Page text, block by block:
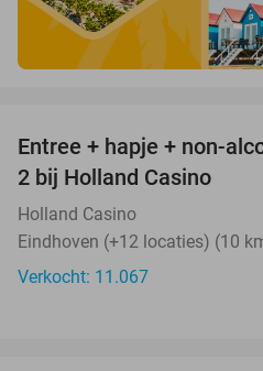
Entree + hapje + non-
2 bij Holland Casino
Holland Casino
Eindhoven (+12 locaties) (10
Verkocht: 11.067